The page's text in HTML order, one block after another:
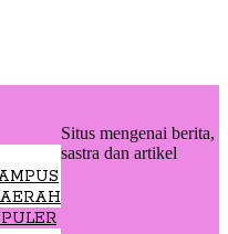
Situs mengenai berita,
sastra dan artikel